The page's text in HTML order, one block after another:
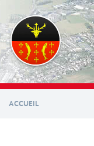
contenu
principal
ACCUEIL